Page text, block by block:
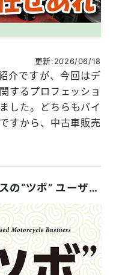
更新:2026/06/18
介ですが、今回はデ
するプロフェッショ
した。どちらもバイ
すから、中古車販売
3分でわかる中古車ビジネスの“ツボ” ユーザー満足度を高める納車式のススメ